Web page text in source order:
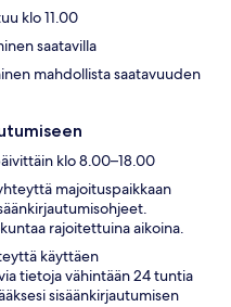
klo 11.00
saatavilla
mahdollista saatavuuden
klo 8.00–18.00
majoituspaikkaan
rajoitettuina aikoina.
käyttäen
tietoja vähintään 24 tuntia
sisäänkirjautumisen